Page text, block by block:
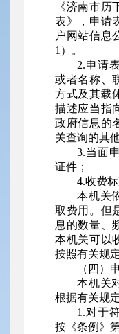
《济南市
表》，申请
户网站信息
1）。
2.申请
或者名称、
方式及其载
描述应当指
政府信息的
关查询的其
3.当面
证件；
4.收费
本机关
取费用。但
息的数量、
本机关可以
按照有关规
（四）
本机关
根据有关规
1.对于
按《条例》